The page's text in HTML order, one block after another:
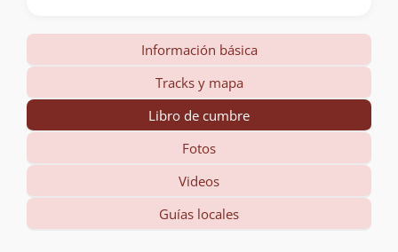
Información básica
Tracks y mapa
Libro de cumbre
Fotos
Videos
Guías locales